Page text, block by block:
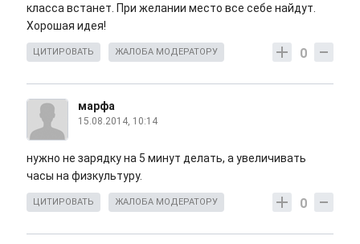
класса встанет. При желании место все себе найдут.
Хорошая идея!
0
ЦИТИРОВАТЬ ЖАЛОБА МОДЕРАТОРУ
марфа
15.08.2014, 10:14
нужно не зарядку на 5 минут делать, а увеличивать
часы на физкультуру.
0
ЦИТИРОВАТЬ ЖАЛОБА МОДЕРАТОРУ